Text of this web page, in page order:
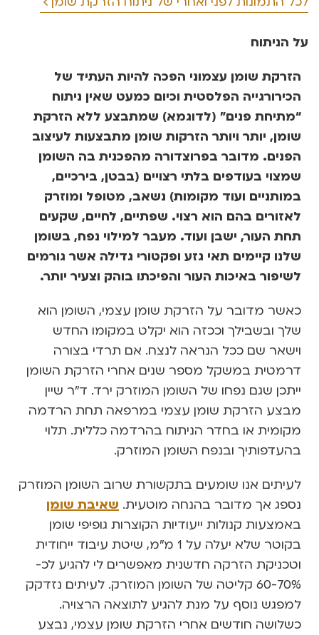
על הניתוח
הזרקת שומן עצמוני הפכה להיות העתיד של
הכירורגייה הפלסטית וכיום כמעט שאין ניתוח
“מתיחת פנים” (לדוגמא) שמתבצע ללא הזרקת
שומן, יותר ויותר הזרקות שומן מתבצעות לעיצוב
הפנים. מדובר בפרוצדורה מהפכנית בה השומן
שמצוי בעודפים בלתי רצויים (בבטן, בירכיים,
במותניים ועוד מקומות) נשאב, מטופל ומוזרק
לאזורים בהם הוא רצוי. שפתיים, לחיים, שקעים
תחת העור, ישבן ועוד. מעבר למילוי נפח, בשומן
שלנו קיימים תאי גזע ופקטורי גדילה אשר גורמים
לשיפור באיכות העור והפיכתו בוהק וצעיר יותר.
כאשר מדובר על הזרקת שומן עצמי, השומן הוא
שלך ובשבילך וככזה הוא יקלט במקומו החדש
וישאר שם ככל הנראה לנצח. אם תרדי בצורה
דרמטית במשקל מספר שנים אחרי הזרקת השומן
ייתכן שגם נפחו של השומן המוזרק ירד. ד”ר שיין
מבצע הזרקת שומן עצמי במרפאה תחת הרדמה
מקומית או בחדר הניתוח בהרדמה כללית. תלוי
בהעדפותיך ובנפח השומן המוזרק.
לעיתים אנו שומעים בתקשורת שרוב השומן המוזרק
נספג אך מדובר בהנחה מוטעית. שאיבת שומן
באמצעות קנולות ייעודיות הקוצרות גופיפי שומן
בקוטר שלא יעלה על 1 מ”מ, שיטת עיבוד ייחודית
וטכניקת הזרקה חדשנית מאפשרים לי להגיע לכ-
60-70% קליטה של השומן המוזרק. לעיתים נזדקק
למפגש נוסף על מנת להגיע לתוצאה הרצויה.
כשלושה חודשים אחרי הזרקת שומן עצמי, נבצע